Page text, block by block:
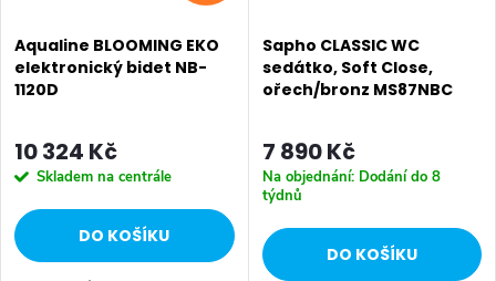
p
r
d
u
p
r
o
d
u
Aqualine BLOOMING EKO
elektronický bidet NB-
1120D
10 324 Kč
Skladem na centrále
DO KOŠÍKU
Sapho CLASSIC WC
sedátko, Soft Close,
ořech/bronz MS87NBC
7 890 Kč
Na objednání: Dodání do 8
týdnů
DO KOŠÍKU